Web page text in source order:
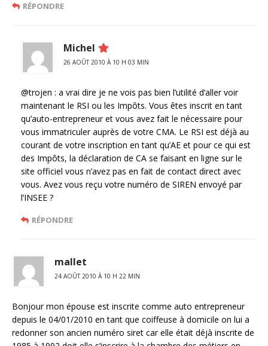
RÉPONDRE
Michel
26 AOÛT 2010 À 10 H 03 MIN
@trojen : a vrai dire je ne vois pas bien l’utilité d’aller voir
maintenant le RSI ou les Impôts. Vous êtes inscrit en tant
qu’auto-entrepreneur et vous avez fait le nécessaire pour
vous immatriculer auprès de votre CMA. Le RSI est déjà au
courant de votre inscription en tant qu’AE et pour ce qui est
des Impôts, la déclaration de CA se faisant en ligne sur le
site officiel vous n’avez pas en fait de contact direct avec
vous. Avez vous reçu votre numéro de SIREN envoyé par
l’INSEE ?
RÉPONDRE
mallet
24 AOÛT 2010 À 10 H 22 MIN
Bonjour mon épouse est inscrite comme auto entrepreneur
depuis le 04/01/2010 en tant que coiffeuse à domicile on lui a
redonner son ancien numéro siret car elle était déjà inscrite de